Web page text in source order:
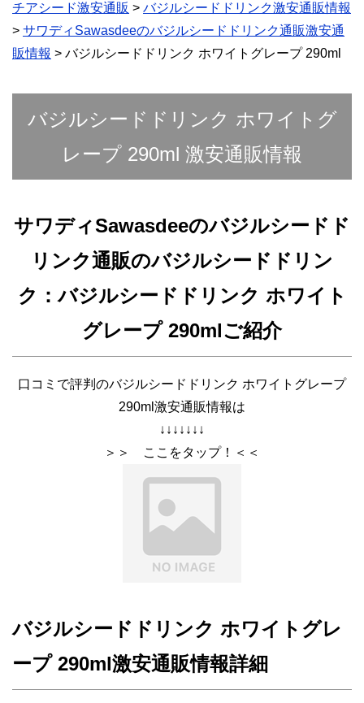
チアシード激安通販 > バジルシードドリンク激安通販情報
> サワディSawasdeeのバジルシードドリンク通販激安通
販情報 > バジルシードドリンク ホワイトグレープ 290ml
バジルシードドリンク ホワイトグ
レープ 290ml 激安通販情報
サワディSawasdeeのバジルシードド
リンク通販のバジルシードドリン
ク：バジルシードドリンク ホワイト
グレープ 290mlご紹介
口コミで評判のバジルシードドリンク ホワイトグレープ
290ml激安通販情報は
↓↓↓↓↓↓↓
＞＞ ここをタップ！＜＜
バジルシードドリンク ホワイトグレ
ープ 290ml激安通販情報詳細